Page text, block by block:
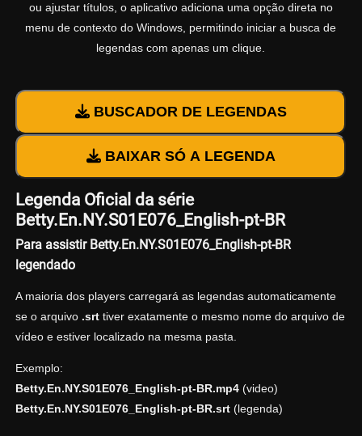
ou ajustar títulos, o aplicativo adiciona uma opção direta no
menu de contexto do Windows, permitindo iniciar a busca de
legendas com apenas um clique.
BUSCADOR DE LEGENDAS
BAIXAR SÓ A LEGENDA
Legenda Oficial da série
Betty.En.NY.S01E076_English-pt-BR
Para assistir Betty.En.NY.S01E076_English-pt-BR
legendado
A maioria dos players carregará as legendas automaticamente
se o arquivo .srttiver exatamente o mesmo nome do arquivo de
vídeo e estiver localizado na mesma pasta.
Exemplo:
Betty.En.NY.S01E076_English-pt-BR.mp4(video)
Betty.En.NY.S01E076_English-pt-BR.srt(legenda)